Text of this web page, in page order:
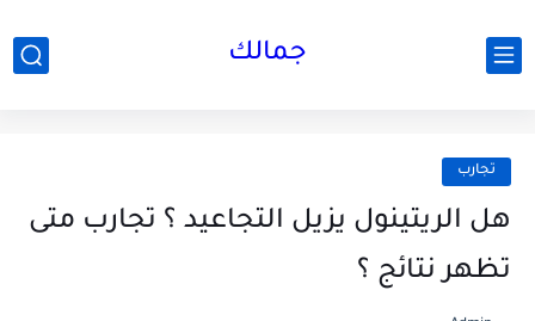
جمالك
تجارب
هل الريتينول يزيل التجاعيد ؟ تجارب متى
تظهر نتائج ؟